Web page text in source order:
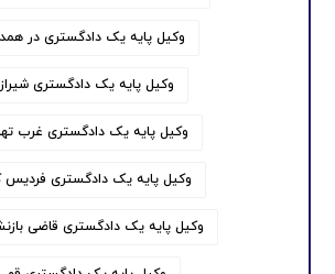
وکیل پایه یک دادگستری در
وکیل پایه یک دادگستری شیراز
وکیل پایه یک دادگستری غرب
وکیل پایه یک دادگستری فردیس
وکیل پایه یک دادگستری قاضی